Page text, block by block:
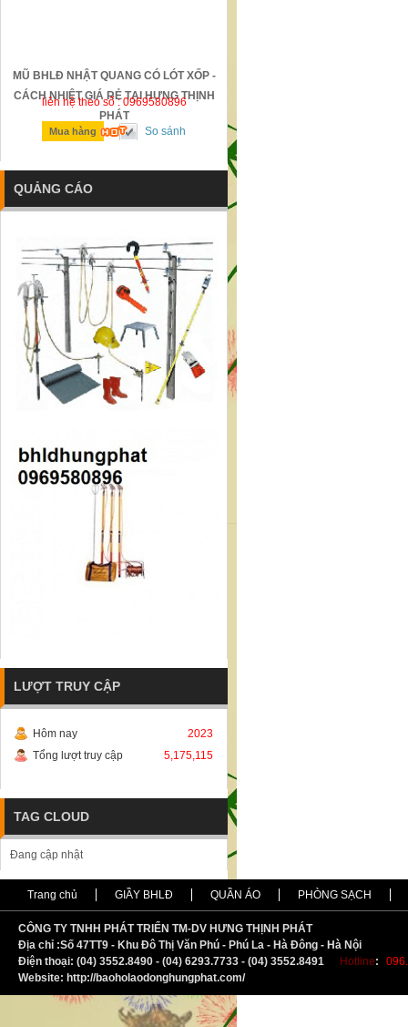
MŨ BHLĐ NHẬT QUANG CÓ LÓT XỐP -
CÁCH NHIỆT GIÁ RẺ TẠI HƯNG THỊNH
PHÁT
liên hệ theo số : 0969580896
Mua hàng So sánh
QUẢNG CÁO
LƯỢT TRUY CẬP
Hôm nay
2023
Tổng lượt truy cập
5,175,115
TAG CLOUD
Đang cập nhật
Trang chủ GIẦY BHLĐ QUẦN ÁO PHÒNG SẠCH
CÔNG TY TNHH PHÁT TRIỂN TM-DV HƯNG THỊNH PHÁT
Địa chỉ :Số 47TT9 - Khu Đô Thị Văn Phú - Phú La - Hà Đông - Hà Nội
Điện thoại: (04) 3552.8490 - (04) 6293.7733 - (04) 3552.8491
Hotline:
Website: http://baoholaodonghungphat.com/